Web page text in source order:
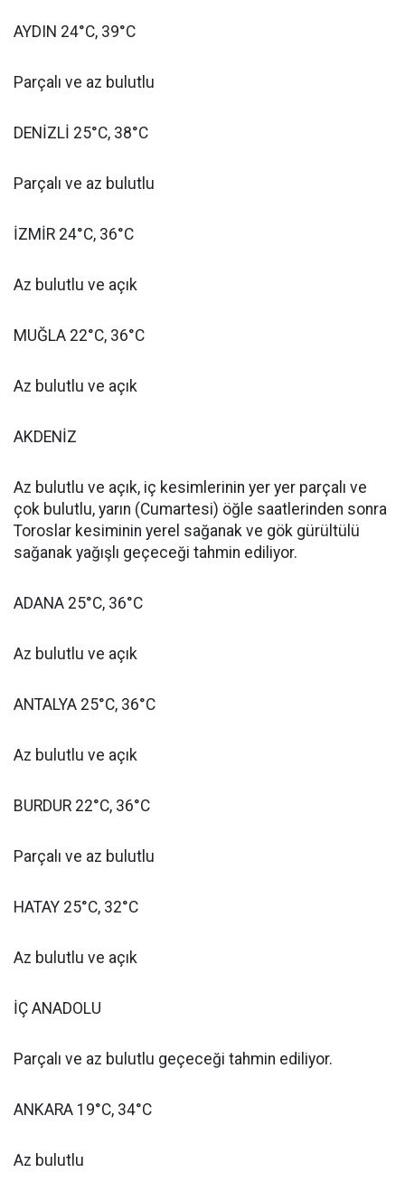
AYDIN 24°C, 39°C
Parçalı ve az bulutlu
DENİZLİ 25°C, 38°C
Parçalı ve az bulutlu
İZMİR 24°C, 36°C
Az bulutlu ve açık
MUĞLA 22°C, 36°C
Az bulutlu ve açık
AKDENİZ
Az bulutlu ve açık, iç kesimlerinin yer yer parçalı ve
çok bulutlu, yarın (Cumartesi) öğle saatlerinden sonra
Toroslar kesiminin yerel sağanak ve gök gürültülü
sağanak yağışlı geçeceği tahmin ediliyor.
ADANA 25°C, 36°C
Az bulutlu ve açık
ANTALYA 25°C, 36°C
Az bulutlu ve açık
BURDUR 22°C, 36°C
Parçalı ve az bulutlu
HATAY 25°C, 32°C
Az bulutlu ve açık
İÇ ANADOLU
Parçalı ve az bulutlu geçeceği tahmin ediliyor.
ANKARA 19°C, 34°C
Az bulutlu